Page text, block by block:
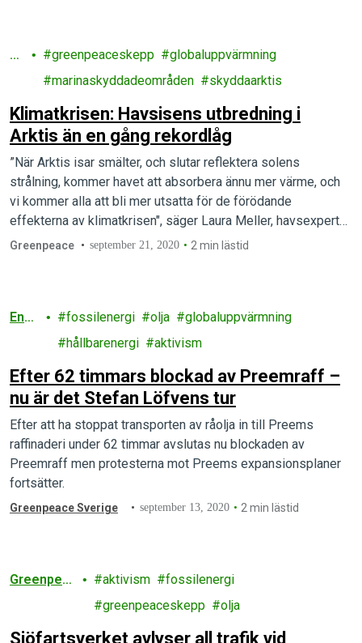
H
greenpeaceskepp
globaluppvärmning
marinaskyddadeområden
skyddaarktis
Klimatkrisen: Havsisens utbredning i
Arktis än en gång rekordlåg
”När Arktis isar smälter, och slutar reflektera solens
strålning, kommer havet att absorbera ännu mer värme, och
vi kommer alla att bli mer utsatta för de förödande
effekterna av klimatkrisen", säger Laura Meller, havsexpert
från Greenpeace Norden, på plats i Arktis.
Greenpeace september 21, 2020 2 min lästid
Ener
fossilenergi olja
globaluppvärmning
hållbarenergi
aktivism
Efter 62 timmars blockad av Preemraff –
nu är det Stefan Löfvens tur
Efter att ha stoppat transporten av råolja in till Preems
raffinaderi under 62 timmar avslutas nu blockaden av
Preemraff men protesterna mot Preems expansionsplaner
fortsätter.
Greenpeace Sverige september 13, 2020 2 min lästid
Greenpea
aktivism
fossilenergi
greenpeaceskepp
olja
Sjöfartsverket avlyser all trafik vid